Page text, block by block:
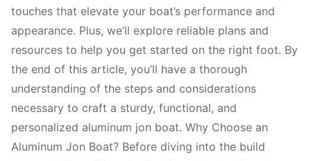
touches that elevate your boat’s performance and
appearance. Plus, we’ll explore reliable plans and
resources to help you get started on the right foot. By
the end of this article, you’ll have a thorough
understanding of the steps and considerations
necessary to craft a sturdy, functional, and
personalized aluminum jon boat. Why Choose an
Aluminum Jon Boat? Before diving into the build